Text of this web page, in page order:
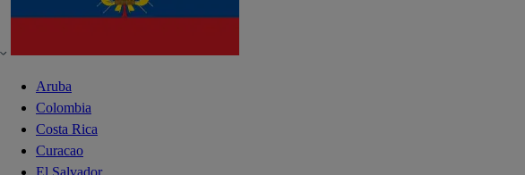
Aruba
Colombia
Costa Rica
Curacao
El Salvador